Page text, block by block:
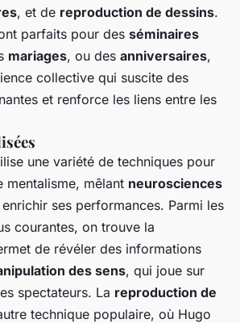
, et de reproduction de dessins.
parfaits pour des séminaires
mariages, ou des anniversaires,
collective qui suscite des
et renforce les liens entre les
une variété de techniques pour
mentalisme, mêlant neurosciences
ses performances. Parmi les
courantes, on trouve la
de révéler des informations
des sens, qui joue sur
spectateurs. La reproduction de
technique populaire, où Hugo